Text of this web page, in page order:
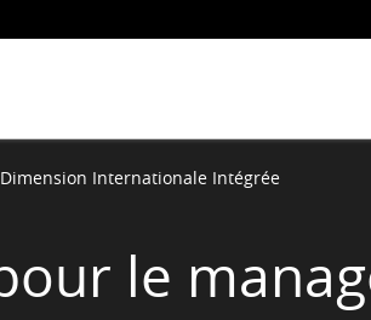
Internationale Intégrée
le